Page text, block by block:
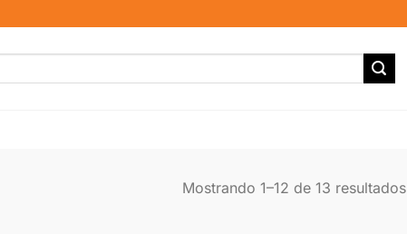
Mostrando 1–12 de 13 resultados